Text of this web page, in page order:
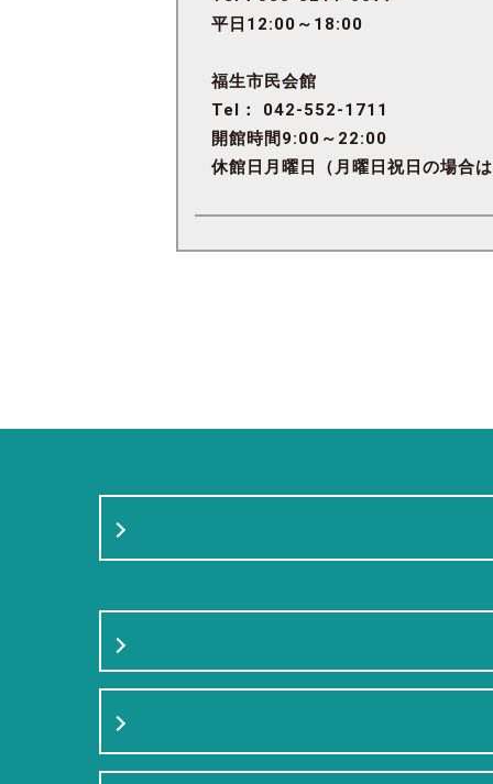
平日12:00～18:00
福生市民会館
Tel： 042-552-1711
開館時間9:00～22:00
休館日月曜日（月曜日祝日の場合